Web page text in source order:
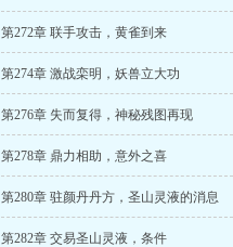
第272章 联手攻击，黄雀到来
第274章 激战栾明，妖兽立大功
第276章 失而复得，神秘残图再现
第278章 鼎力相助，意外之喜
第280章 驻颜丹丹方，圣山灵液的消息
第282章 交易圣山灵液，条件